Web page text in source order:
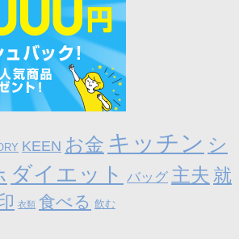
KEEN お金 キッチン シ
ダイエット バッグ 主夫 就
衣類 食べる 飲む